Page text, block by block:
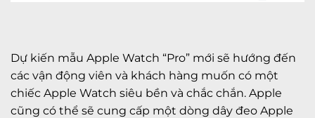
Dự kiến mẫu Apple Watch “Pro” mới sẽ hướng đến
các vận động viên và khách hàng muốn có một
chiếc Apple Watch siêu bền và chắc chắn. Apple
cũng có thể sẽ cung cấp một dòng dây đeo Apple